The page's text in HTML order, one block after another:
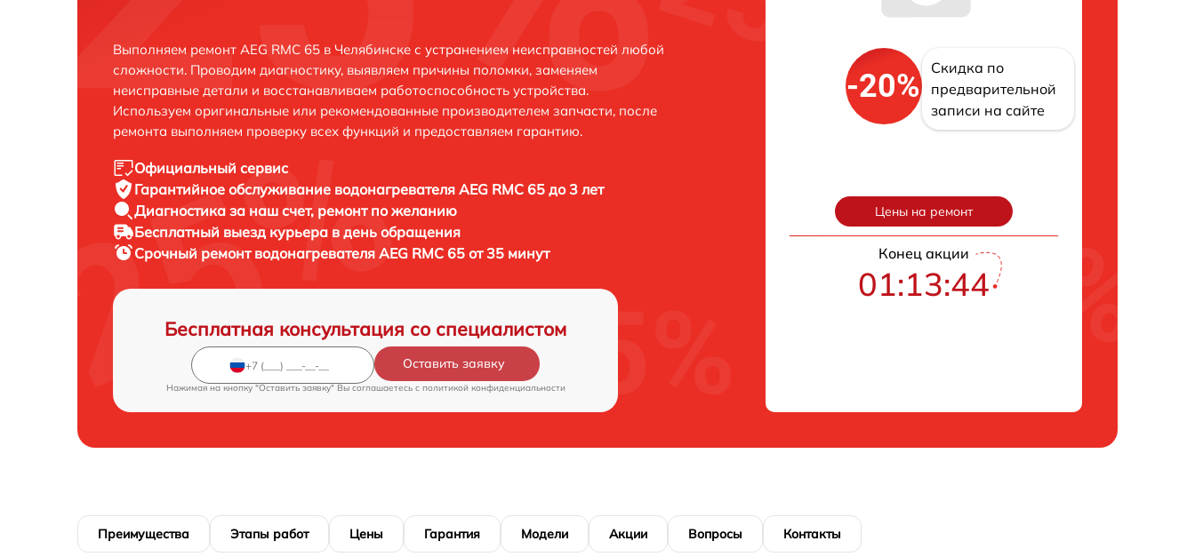
Выполняем ремонт AEG RMC 65 в Челябинске с устранением неисправностей любой
сложности. Проводим диагностику, выявляем причины поломки, заменяем
неисправные детали и восстанавливаем работоспособность устройства.
Используем оригинальные или рекомендованные производителем запчасти, после
ремонта выполняем проверку всех функций и предоставляем гарантию.
Официальный сервис
Гарантийное обслуживание водонагревателя AEG RMC 65 до 3 лет
Диагностика за наш счет, ремонт по желанию
Бесплатный выезд курьера в день обращения
Срочный ремонт водонагревателя AEG RMC 65 от 35 минут
Бесплатная консультация со специалистом
Оставить заявку
Нажимая на кнопку "Оставить заявку" Вы соглашаетесь c политикой конфиденциальности
-20%
Скидка по
предварительной
записи на сайте
Цены на ремонт
Конец акции
01:13:43
Преимущества Этапы работ Цены Гарантия Модели Акции Вопросы Контакты